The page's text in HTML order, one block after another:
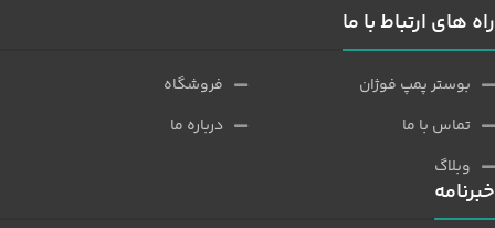
راه های ارتباط با ما
بوستر پمپ فوژان
تماس با ما
وبلاگ
فروشگاه
درباره ما
خبرنامه